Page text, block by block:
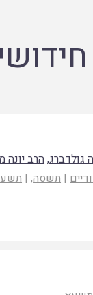
גולדברג,הרב יונה
| תשסה, |